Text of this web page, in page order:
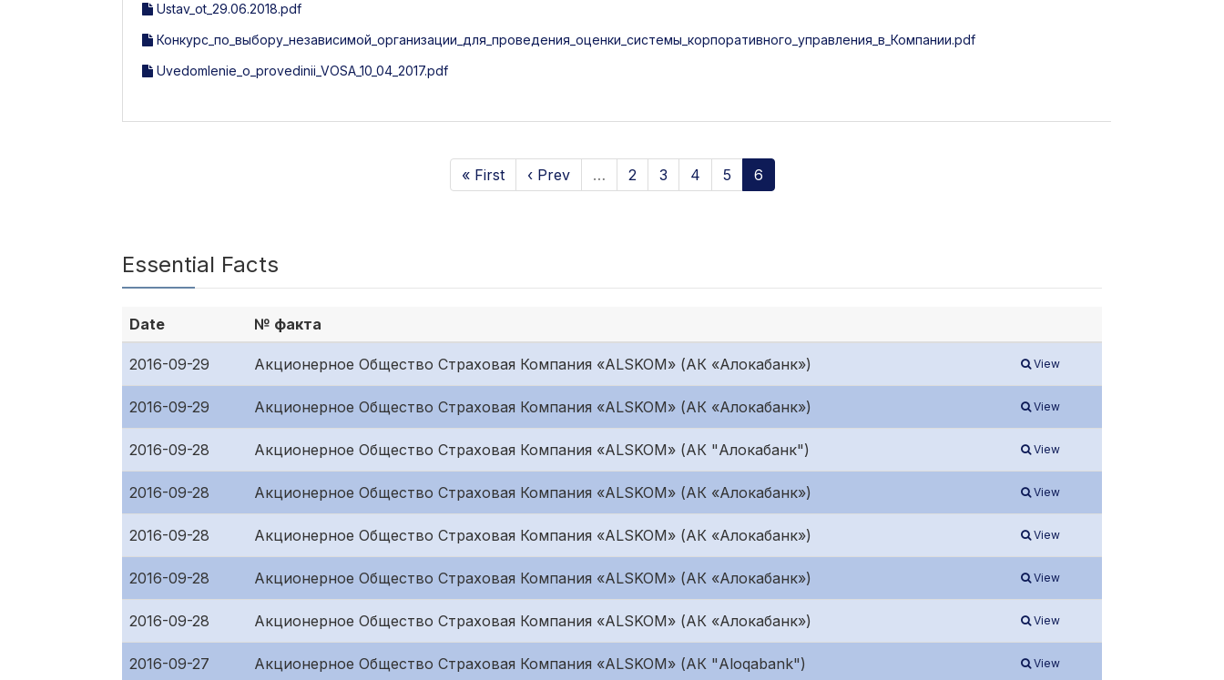
Ustav_ot_29.06.2018.pdf
Конкурс_по_выбору_независимой_организации_для_проведения_оценки_системы_корпоративного_управления_в_Компании.pdf
Uvedomlenie_o_provedinii_VOSA_10_04_2017.pdf
« First ‹ Prev … 2 3 4 5 6
Essential Facts
Date № факта
2016-09-29 Акционерное Общество Страховая Компания «ALSKOM» (АК «Алокабанк») View
2016-09-29 Акционерное Общество Страховая Компания «ALSKOM» (АК «Алокабанк») View
2016-09-28 Акционерное Общество Страховая Компания «ALSKOM» (АК "Алокабанк") View
2016-09-28 Акционерное Общество Страховая Компания «ALSKOM» (АК «Алокабанк») View
2016-09-28 Акционерное Общество Страховая Компания «ALSKOM» (АК «Алокабанк») View
2016-09-28 Акционерное Общество Страховая Компания «ALSKOM» (АК «Алокабанк») View
2016-09-28 Акционерное Общество Страховая Компания «ALSKOM» (АК «Алокабанк») View
2016-09-27 Акционерное Общество Страховая Компания «ALSKOM» (АК "Aloqabank") View